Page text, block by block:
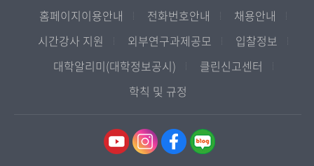
사회과학대학
대구경북지역대학
인천지역대학
광주전남지역대학
울산지역대학
강원지역대학
원격교육혁신연구원
통합인문학연구소
종합교육연수원
진로심리상담
교육정보화본부
OpenVLab
홈페이지이용안내 전화번호안내
채용안내
시간강사 지원
외부연구과제공모
입찰정보
대학알리미(대학정보공시)
클린신고센터
학칙 및 규정